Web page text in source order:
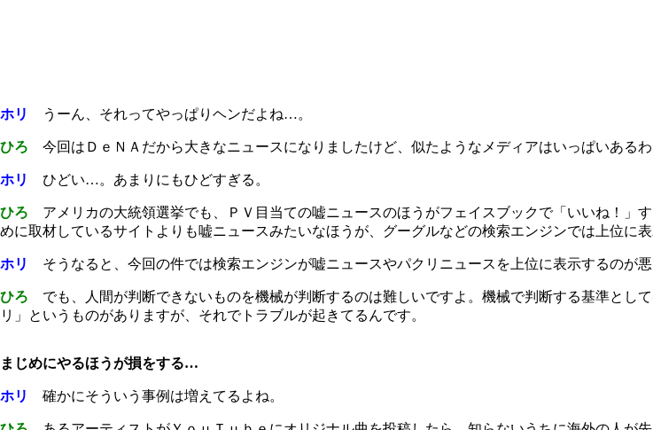
ホリ うーん、それってやっぱりヘンだよね…。
ひろ 今回はＤｅＮＡだから大きなニュースになりましたけど、似たようなメディアはいっぱいある
ホリ ひどい…。あまりにもひどすぎる。
ひろ アメリカの大統領選挙でも、ＰＶ目当ての嘘ニュースのほうがフェイスブックで「いいね！」
めに取材しているサイトよりも嘘ニュースみたいなほうが、グーグルなどの検索エンジンでは上位に
ホリ そうなると、今回の件では検索エンジンが嘘ニュースやパクリニュースを上位に表示するのが悪
ひろ でも、人間が判断できないものを機械が判断するのは難しいですよ。機械で判断する基準とし
リ」というものがありますが、それでトラブルが起きてるんです。
まじめにやるほうが損をする…
ホリ 確かにそういう事例は増えてるよね。